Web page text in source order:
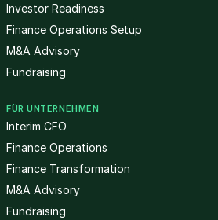
Investor Readiness
Finance Operations Setup
M&A Advisory
Fundraising
FÜR UNTERNEHMEN
Interim CFO
Finance Operations
Finance Transformation
M&A Advisory
Fundraising